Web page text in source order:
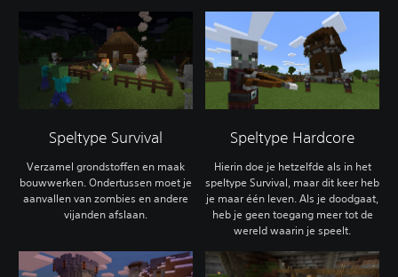
Speltype Survival
Verzamel grondstoffen en maak
bouwwerken. Ondertussen moet je
aanvallen van zombies en andere
vijanden afslaan.
Speltype Hardcore
Hierin doe je hetzelfde als in het
speltype Survival, maar dit keer heb
je maar één leven. Als je doodgaat,
heb je geen toegang meer tot de
wereld waarin je speelt.